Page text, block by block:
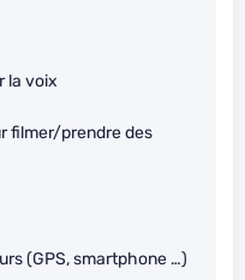
la voix
filmer/prendre des
(GPS, smartphone …)